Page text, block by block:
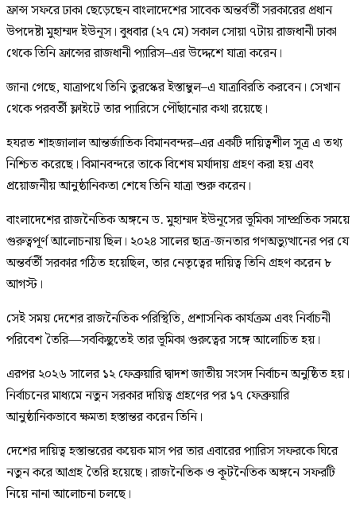
ফ্রান্স সফরে ঢাকা ছেড়েছেন বাংলাদেশের সাবেক অন্তর্বর্তী সরকারের প্রধান
উপদেষ্টা মুহাম্মদ ইউনূস। বুধবার (২৭ মে) সকাল সোয়া ৭টায় রাজধানী ঢাকা
থেকে তিনি ফ্রান্সের রাজধানী প্যারিস–এর উদ্দেশে যাত্রা করেন।
জানা গেছে, যাত্রাপথে তিনি তুরস্কের ইস্তাম্বুল–এ যাত্রাবিরতি করবেন। সেখান
থেকে পরবর্তী ফ্লাইটে তার প্যারিসে পৌঁছানোর কথা রয়েছে।
হযরত শাহজালাল আন্তর্জাতিক বিমানবন্দর–এর একটি দায়িত্বশীল সূত্র এ তথ্য
নিশ্চিত করেছে। বিমানবন্দরে তাকে বিশেষ মর্যাদায় গ্রহণ করা হয় এবং
প্রয়োজনীয় আনুষ্ঠানিকতা শেষে তিনি যাত্রা শুরু করেন।
বাংলাদেশের রাজনৈতিক অঙ্গনে ড. মুহাম্মদ ইউনূসের ভূমিকা সাম্প্রতিক সময়ে
গুরুত্বপূর্ণ আলোচনায় ছিল। ২০২৪ সালের ছাত্র-জনতার গণঅভ্যুত্থানের পর যে
অন্তর্বর্তী সরকার গঠিত হয়েছিল, তার নেতৃত্বের দায়িত্ব তিনি গ্রহণ করেন ৮
আগস্ট।
সেই সময় দেশের রাজনৈতিক পরিস্থিতি, প্রশাসনিক কার্যক্রম এবং নির্বাচনী
পরিবেশ তৈরি—সবকিছুতেই তার ভূমিকা গুরুত্বের সঙ্গে আলোচিত হয়।
এরপর ২০২৬ সালের ১২ ফেব্রুয়ারি দ্বাদশ জাতীয় সংসদ নির্বাচন অনুষ্ঠিত হয়।
নির্বাচনের মাধ্যমে নতুন সরকার দায়িত্ব গ্রহণের পর ১৭ ফেব্রুয়ারি
আনুষ্ঠানিকভাবে ক্ষমতা হস্তান্তর করেন তিনি।
দেশের দায়িত্ব হস্তান্তরের কয়েক মাস পর তার এবারের প্যারিস সফরকে ঘিরে
নতুন করে আগ্রহ তৈরি হয়েছে। রাজনৈতিক ও কূটনৈতিক অঙ্গনে সফরটি
নিয়ে নানা আলোচনা চলছে।